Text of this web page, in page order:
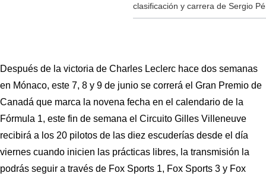
clasificación y carrera de Sergio
Después de la victoria de Charles Leclerc hace dos semanas
en Mónaco, este 7, 8 y 9 de junio se correrá el Gran Premio de
Canadá que marca la novena fecha en el calendario de la
Fórmula 1, este fin de semana el Circuito Gilles Villeneuve
recibirá a los 20 pilotos de las diez escuderías desde el día
viernes cuando inicien las prácticas libres, la transmisión la
podrás seguir a través de Fox Sports 1, Fox Sports 3 y Fox